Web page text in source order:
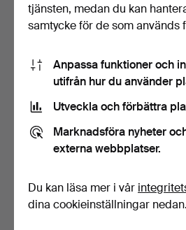
tjänsten, medan du kan
samtycke för de som används
Anpassa funktioner och
utifrån hur du använder
Utveckla och förbättra
Marknadsföra nyheter
externa webbplatser.
Du kan läsa mer i vår
dina cookieinställningar nedan.